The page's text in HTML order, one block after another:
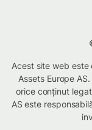
Acest site web este
Assets Europe
orice conținut
AS este